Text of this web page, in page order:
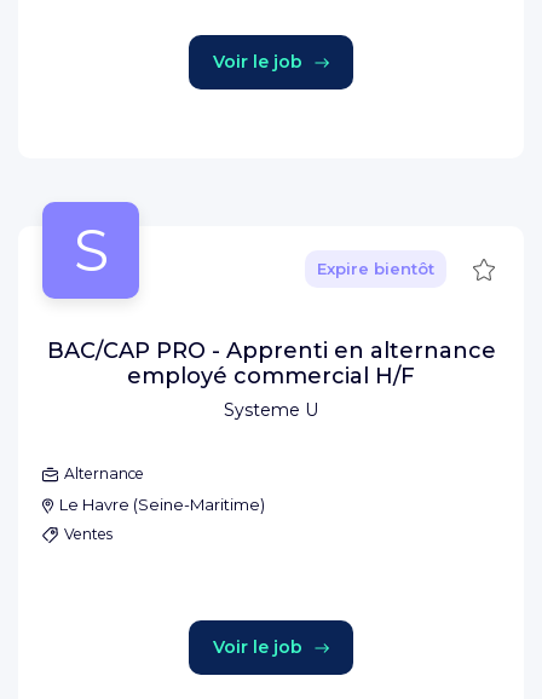
Voir le job
S
Systeme U
Expire bientôt
BAC/CAP PRO - Apprenti en alternance
employé commercial H/F
Alternance
Le Havre (Seine-Maritime)
Ventes
Voir le job